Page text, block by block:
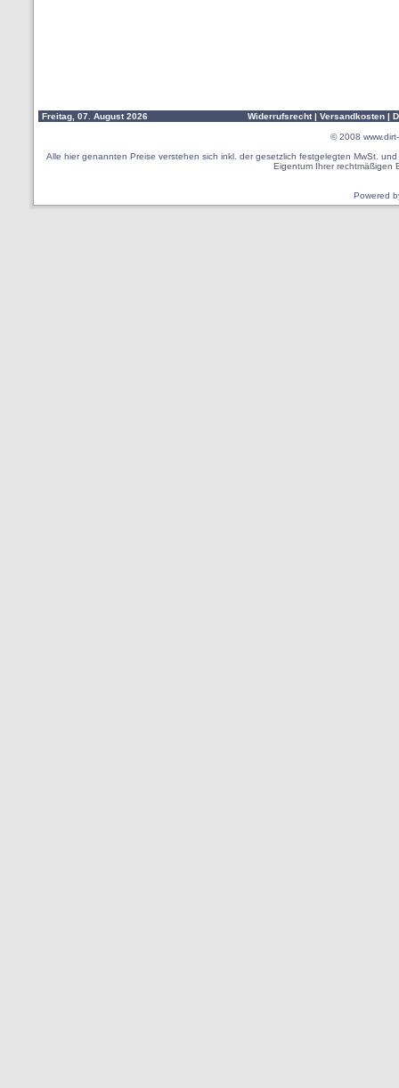
Freitag, 07. August 2026 Widerrufsrecht | Versandkosten |
© 2008
Alle hier genannten Preise verstehen sich inkl. der gesetzlich festgelegten MwSt.
Eigentum Ihrer rechtmäßigen
Powered